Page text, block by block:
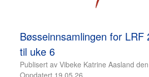
Bøsseinnsamlingen for LRF
til uke 6
Publisert av Vibeke Katrine Aasland